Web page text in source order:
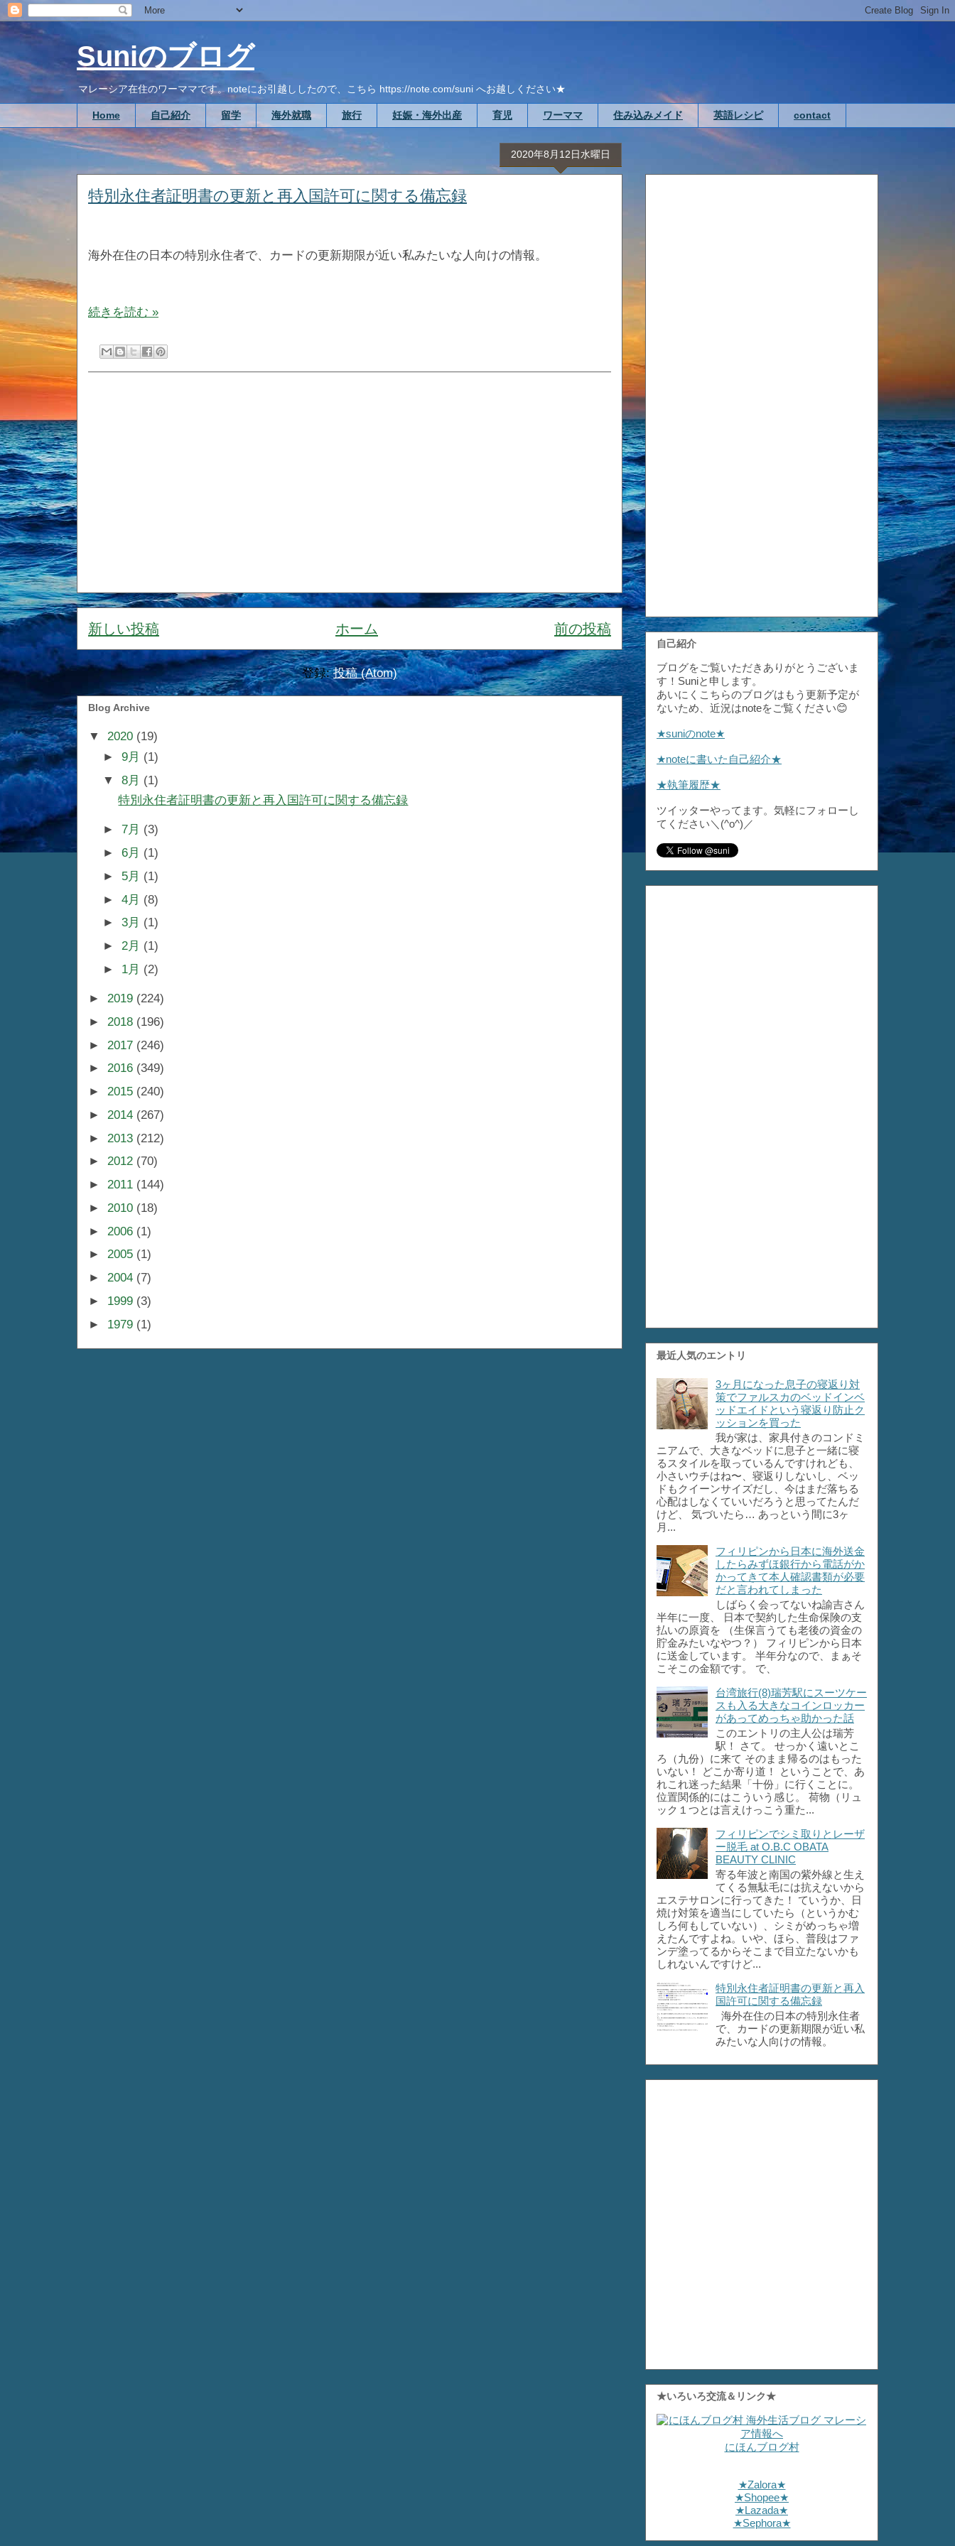
Suniのブログ
マレーシア在住のワーママです。noteにお引越ししたので、こちら https://note.com/suni へお越しください★
Home 自己紹介 留学 海外就職 旅行 妊娠・海外出産 育児 ワーママ 住み込みメイド 英語レシピ contact
2020年8月12日水曜日
特別永住者証明書の更新と再入国許可に関する備忘録
海外在住の日本の特別永住者で、カードの更新期限が近い私みたいな人向けの情報。
続きを読む »
新しい投稿 前の投稿
ホーム
登録:投稿 (Atom)
Blog Archive
▼ 2020 (19)
►9月 (1)
▼8月 (1)
特別永住者証明書の更新と再入国許可に関する備忘録
►7月 (3)
►6月 (1)
► 5月 (1)
►4月 (8)
►3月 (1)
►2月 (1)
► 1月 (2)
► 2019 (224)
► 2018 (196)
► 2017 (246)
► 2016 (349)
► 2015 (240)
► 2014 (267)
► 2013 (212)
► 2012 (70)
► 2011 (144)
► 2010 (18)
► 2006 (1)
► 2005 (1)
► 2004 (7)
► 1999 (3)
► 1979 (1)
自己紹介
ブログをご覧いただきありがとうございま
す！Suniと申します。
あいにくこちらのブログはもう更新予定が
ないため、近況はnoteをご覧ください😊
★suniのnote★
★noteに書いた自己紹介★
★執筆履歴★
ツイッターやってます。気軽にフォローし
てください＼(^o^)／
最近人気のエントリ
3ヶ月になった息子の寝返り対
策でファルスカのベッドインベ
ッドエイドという寝返り防止ク
ッションを買った
我が家は、家具付きのコンドミ
ニアムで、大きなベッドに息子と一緒に寝
るスタイルを取っているんですけれども、
小さいウチはね〜、寝返りしないし、ベッ
ドもクイーンサイズだし、今はまだ落ちる
心配はしなくていいだろうと思ってたんだ
けど、 気づいたら… あっという間に3ヶ
月...
フィリピンから日本に海外送金
したらみずほ銀行から電話がか
かってきて本人確認書類が必要
だと言われてしまった
しばらく会ってないね諭吉さん
半年に一度、 日本で契約した生命保険の支
払いの原資を （生保言うても老後の資金の
貯金みたいなやつ？） フィリピンから日本
に送金しています。 半年分なので、まぁそ
こそこの金額です。 で、
台湾旅行(8)瑞芳駅にスーツケー
スも入る大きなコインロッカー
があってめっちゃ助かった話
このエントリの主人公は瑞芳
駅！ さて。 せっかく遠いとこ
ろ（九份）に来て そのまま帰るのはもった
いない！ どこか寄り道！ ということで、あ
れこれ迷った結果「十份」に行くことに。
位置関係的にはこういう感じ。 荷物（リュ
ック１つとは言えけっこう重た...
フィリピンでシミ取りとレーザ
ー脱毛 at O.B.C OBATA
BEAUTY CLINIC
寄る年波と南国の紫外線と生え
てくる無駄毛には抗えないから
エステサロンに行ってきた！ ていうか、日
焼け対策を適当にしていたら（というかむ
しろ何もしていない）、シミがめっちゃ増
えたんですよね。いや、ほら、普段はファ
ンデ塗ってるからそこまで目立たないかも
しれないんですけど...
特別永住者証明書の更新と再入
国許可に関する備忘録
海外在住の日本の特別永住者
で、カードの更新期限が近い私
みたいな人向けの情報。
★いろいろ交流＆リンク★
にほんブログ村
★Zalora★
★Shopee★
★Lazada★
★Sephora★